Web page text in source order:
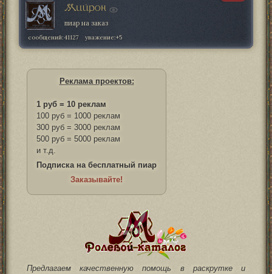
Мийрон
пиар на заказ
сообщений:41127 уважение:+5
Реклама проектов:
1 руб = 10 реклам
100 руб = 1000 реклам
300 руб = 3000 реклам
500 руб = 5000 реклам
и т.д.
Подписка на бесплатный пиар
Заказывайте!
Предлагаем качественную помощь в раскрутке и